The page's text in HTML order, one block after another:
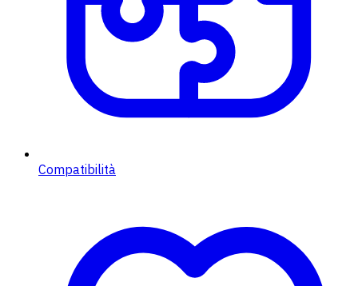
Compatibilità